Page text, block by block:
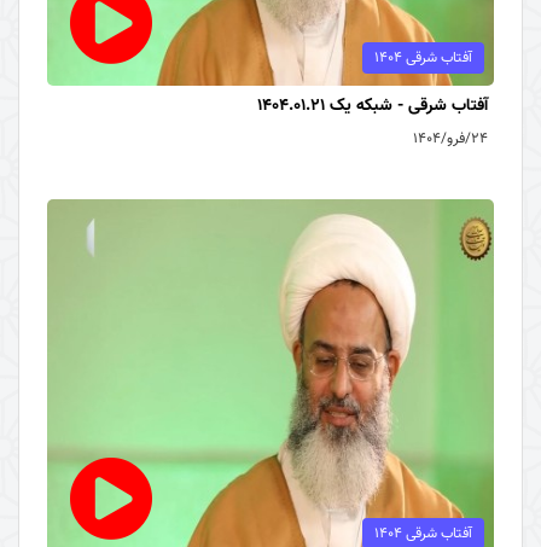
آفتاب شرقی 1404
آفتاب شرقی - شبکه یک 1404.01.21
۲۴/فرو/۱۴۰۴
آفتاب شرقی 1404